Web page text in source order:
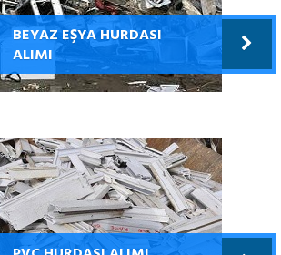
BEYAZ EŞYA HURDASI
ALIMI